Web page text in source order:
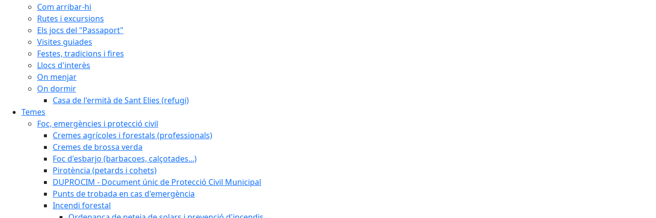
Com arribar-hi
Rutes i excursions
Els jocs del "Passaport"
Visites guiades
Festes, tradicions i fires
Llocs d'interès
On menjar
On dormir
Casa de l'ermità de Sant Elies (refugi)
Temes
Foc, emergències i protecció civil
Cremes agrícoles i forestals (professionals)
Cremes de brossa verda
Foc d'esbarjo (barbacoes, calçotades...)
Pirotència (petards i cohets)
DUPROCIM - Document únic de Protecció Civil Municipal
Punts de trobada en cas d'emergència
Incendi forestal